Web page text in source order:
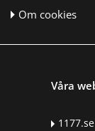
Om cookies
Våra
1177.se